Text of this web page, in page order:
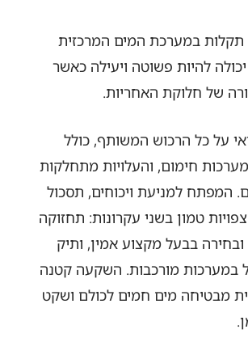
במערכת המים המרכזית
להיות פשוטה ויעילה כאשר
של חלוקת האחריות.
על כל הרכוש המשותף, כולל
חימום, והעלויות מתחלקות
המפתח למניעת ויכוחים, תסכול
טמון בשני עקרונות: תחזוקה
בבעל מקצוע אמין, ותיק
במערכות מורכבות. השקעה קטנה
מבטיחה מים חמים לכולם ושקט